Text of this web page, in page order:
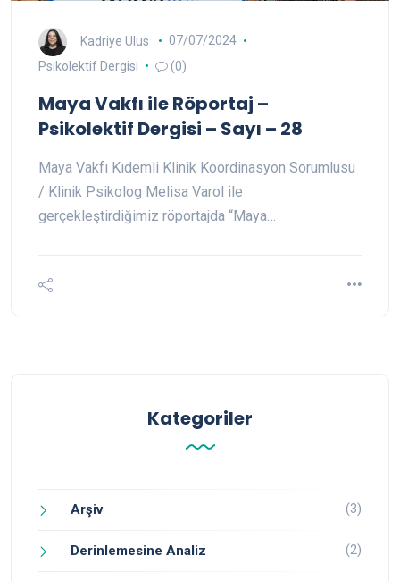
Kadriye Ulus
07/07/2024
Psikolektif Dergisi
(0)
Maya Vakfı ile Röportaj –
Psikolektif Dergisi – Sayı – 28
Maya Vakfı Kıdemli Klinik Koordinasyon Sorumlusu
/ Klinik Psikolog Melisa Varol ile
gerçekleştirdiğimiz röportajda “Maya…
Kategoriler
Arşiv (3)
Derinlemesine Analiz (2)